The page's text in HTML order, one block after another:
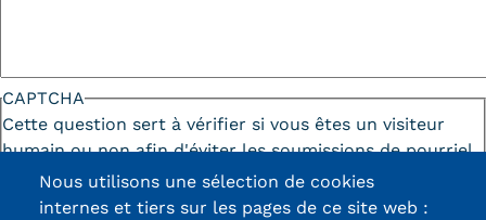
CAPTCHA
Cette question sert à vérifier si vous êtes un visiteur
humain ou non afin d'éviter les soumissions de pourriel
(spam) automatisées.
Nous utilisons une sélection de cookies
internes et tiers sur les pages de ce site web :